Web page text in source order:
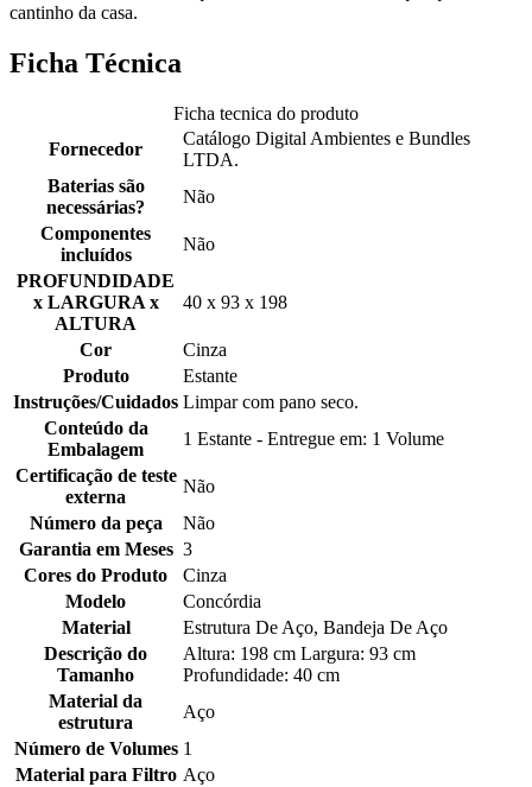
cantinho da casa.
Ficha Técnica
Ficha tecnica do produto
Fornecedor
Catálogo Digital Ambientes e Bundles
LTDA.
Baterias são
necessárias?
Não
Componentes
incluídos
Não
PROFUNDIDADE
x LARGURA x
ALTURA
40 x 93 x 198
Cor
Cinza
Produto
Estante
Instruções/Cuidados Limpar com pano seco.
Conteúdo da
Embalagem
1 Estante - Entregue em: 1 Volume
Certificação de teste
externa
Não
Número da peça
Não
Garantia em Meses 3
Cores do Produto
Cinza
Modelo
Concórdia
Material
Estrutura De Aço, Bandeja De Aço
Descrição do
Tamanho
Altura: 198 cm Largura: 93 cm
Profundidade: 40 cm
Material da
estrutura
Aço
Número de Volumes 1
Material para Filtro Aço